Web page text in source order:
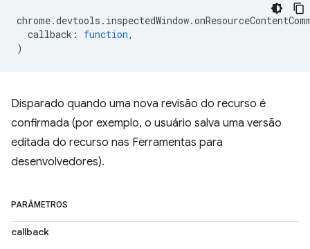
chrome.devtools . inspectedWindow.
callback : function,
)
Disparado quando uma nova revisão do recurso é
confirmada (por exemplo, o usuário salva uma versão
editada do recurso nas Ferramentas para
desenvolvedores).
PARÂMETROS
callback